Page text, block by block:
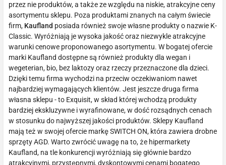
przez nie produktów, a także ze względu na niskie, atrakcyjne ceny
asortymentu sklepu. Poza produktami znanych na całym świecie
firm, Kaufland posiada również swoje własne produkty o nazwie K-
Classic. Wyróżniają je wysoka jakość oraz niezwykle atrakcyjne
warunki cenowe proponowanego asortymentu. W bogatej ofercie
marki Kaufland dostępne są również produkty dla wegan i
wegeterian, bio, bez laktozy oraz rzeczy przeznaczone dla dzieci.
Dzięki temu firma wychodzi na przeciw oczekiwaniom nawet
najbardziej wymagających klientów. Jest jeszcze druga firma
własna sklepu - to Exquisit, w skład której wchodzą produkty
bardziej ekskluzywne i wyrafinowane, w dość rozsądnych cenach
w stosunku do najwyższej jakości produktów. Sklepy Kaufland
mają też w swojej ofercie markę SWITCH ON, która zawiera drobne
sprzęty AGD. Warto zwrócić uwagę na to, że hipermarkety
Kaufland, na tle konkurencji wyróżniają się głównie bardzo
atrakcyjnymi, przystępnymi, dyskontowymi cenami bogatego